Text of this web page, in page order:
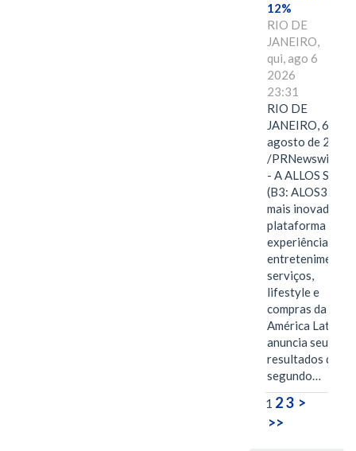
12%
RIO DE
JANEIRO,
qui, ago 6
2026
23:31
RIO DE
JANEIRO, 6 de
agosto de 2026
/PRNewswire/ -
- A ALLOS S.A.
(B3: ALOS3), a
mais inovadora
plataforma de
experiências,
entretenimento,
serviços,
lifestyle e
compras da
América Latina
anuncia seus
resultados do
segundo…
1 23 >
>>